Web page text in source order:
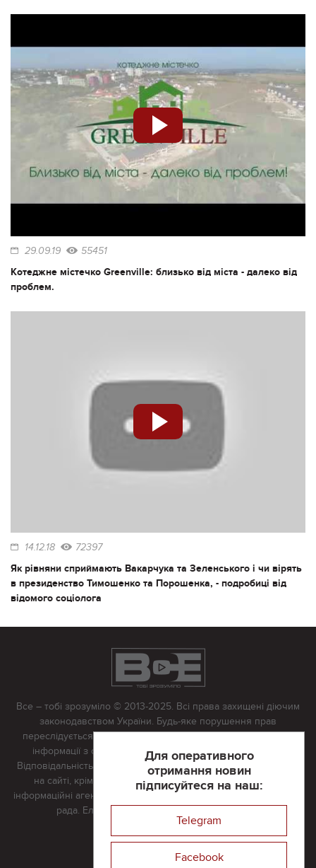
29.09.19 55451
Котеджне містечко Greenville: близько від міста - далеко від
проблем.
14.12.18 72397
Як рівняни сприймають Вакарчука та Зеленського і чи вірять
в президенство Тимошенко та Порошенка, - подробиці від
відомого соціолога
Для оперативного
отримання новин
підписуйтеся на наш:
Telegram
Facebook
Все – тобі зрозуміло © 2013-2025. Всі права захищені діючим
законодавством України. Будь-яке порушення прав
переслідується в судовому порядку. Будь-яке відтворення
інформації з сайту тільки з письмово дозволу редакції.
Відповідальність за достовірність усіх матеріалів, розміщених
на сайті, крім матеріалів, які містять посилання на інші
інформаційні агентства або інтернет-видання, несе редакційна
рада. Електронна пошта:
Реклама на сайті